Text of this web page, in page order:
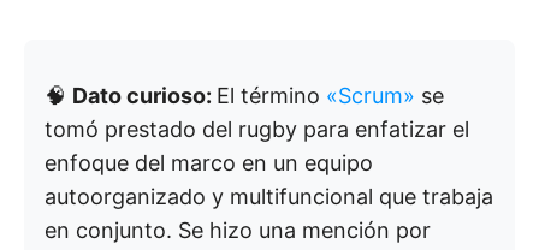
🧠 Dato curioso: El término «Scrum» se
tomó prestado del rugby para enfatizar el
enfoque del marco en un equipo
autoorganizado y multifuncional que trabaja
en conjunto. Se hizo una mención por